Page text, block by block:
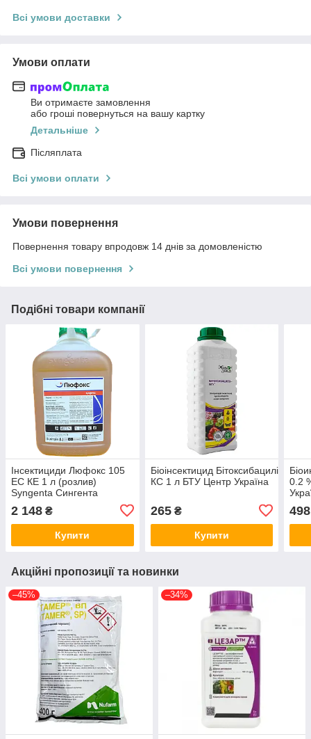
Всі умови доставки
Умови оплати
Ви отримаєте замовлення
або гроші повернуться на вашу картку
Детальніше
Післяплата
Всі умови оплати
Умови повернення
Повернення товару впродовж 14 днів за домовленістю
Всі умови повернення
Подібні товари компанії
Інсектициди Люфокс 105
ЕС КЕ 1 л (розлив)
Syngenta Сингента
2 148 ₴
Купити
Біоінсектицид Бітоксибацилін
КС 1 л БТУ Центр Україна
265₴
Купити
0.2
498
Акційні пропозиції та новинки
–45% –34%